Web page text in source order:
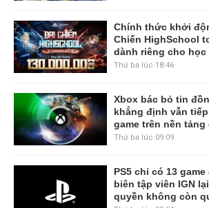
Chính thức khởi
Chiến HighSchool
dành riêng cho học
Thứ ba lúc 18:46
Xbox bác bỏ tin
khẳng định vẫn
game trên nền tảng
Thứ ba lúc 09:09
PS5 chỉ có 13
biên tập viên IGN
quyền không còn